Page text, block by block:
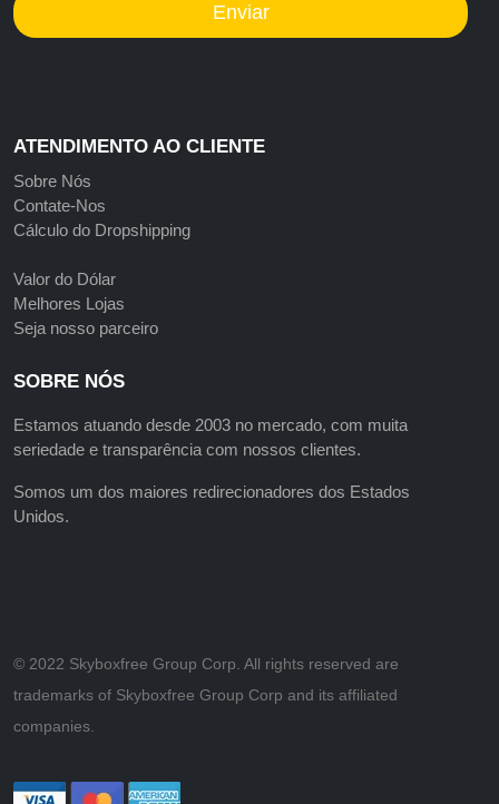
Enviar
ATENDIMENTO AO CLIENTE
Sobre Nós
Contate-Nos
Cálculo do Dropshipping
Valor do Dólar
Melhores Lojas
Seja nosso parceiro
SOBRE NÓS
Estamos atuando desde 2003 no mercado, com muita
seriedade e transparência com nossos clientes.
Somos um dos maiores redirecionadores dos Estados
Unidos.
©️ 2022 Skyboxfree Group Corp. All rights reserved are
trademarks of Skyboxfree Group Corp and its affiliated
companies.